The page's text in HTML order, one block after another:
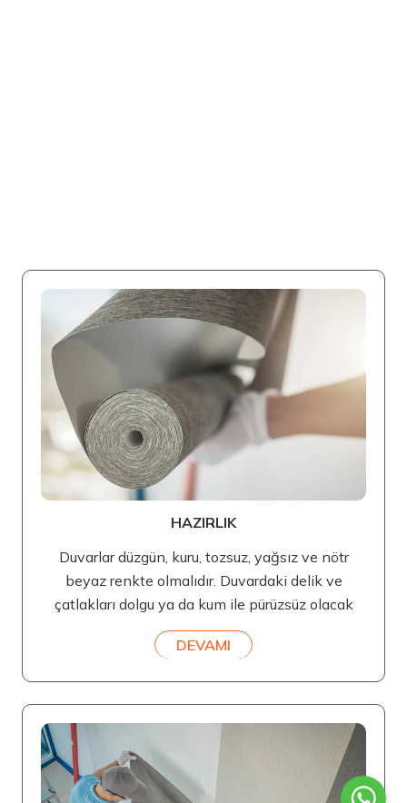
HAZIRLIK
Duvarlar düzgün, kuru, tozsuz, yağsız ve nötr
beyaz renkte olmalıdır. Duvardaki delik ve
çatlakları dolgu ya da kum ile pürüzsüz olacak
DEVAMI